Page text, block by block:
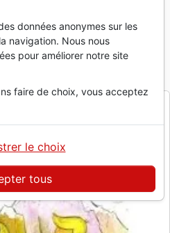
ET MARTINE
2000000455198
données anonymes sur les
navigation. Nous nous
pour améliorer notre site
faire de choix, vous acceptez
tous
le choix